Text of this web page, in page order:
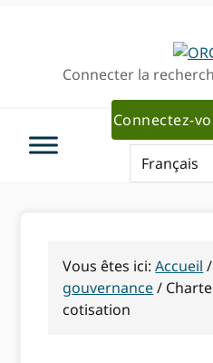
navigationConnecter la
Connectez-
Vous êtes ici:Accueil /
gouvernance/
cotisation